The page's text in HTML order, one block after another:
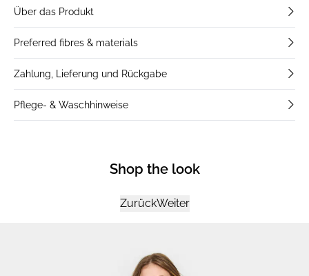
Über das Produkt
Preferred fibres & materials
Zahlung, Lieferung und Rückgabe
Pflege- & Waschhinweise
Shop the look
ZurückWeiter